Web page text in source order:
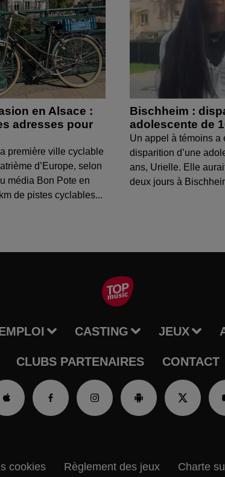
en Alsace :
adresses pour
première ville cyclable
d’Europe, selon
média Bon Pote en
de pistes cyclables...
Bischheim :
adolescente de
Un appel à témoins a
disparition d’une
ans, Urielle. Elle
deux jours à
CASTING JEUX
CLUBS PARTENAIRES CONTACT
cookies Règlement des jeux Charte